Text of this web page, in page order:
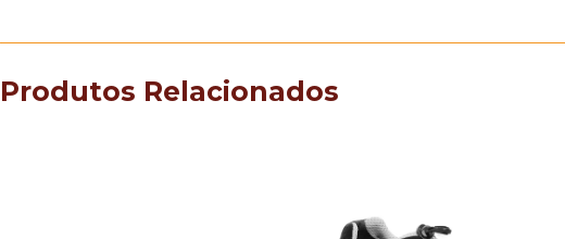
Produtos Relacionados